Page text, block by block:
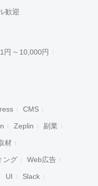
歓迎
円 ~ 10,000円
CMS
Zeplin 副業
材
ング Web広告
UI Slack